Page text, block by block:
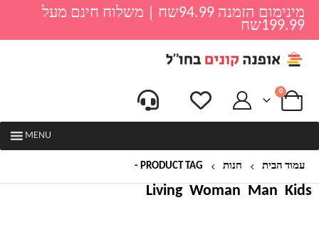
מינימום הזמנה 94.99שח | משלוח חינם מעל
199.99שח
0
MENU
עמוד הבית חנות PRODUCT TAG -
Kids
Man
Woman
Living